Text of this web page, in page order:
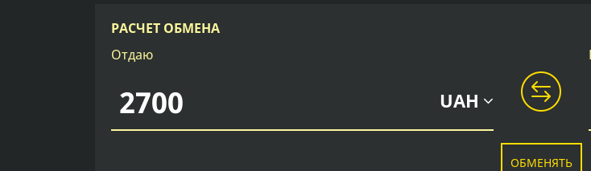
РАСЧЕТ ОБМЕНА
Отдаю
UAH
ОБМЕНЯТЬ